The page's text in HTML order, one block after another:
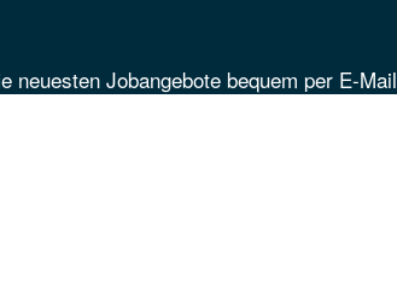
neuesten Jobangebote bequem per E-